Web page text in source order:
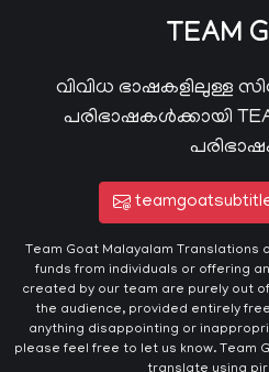
TEAM
വിവിധ ഭാഷകളിലുള്ള
പരിഭാഷകൾക്കായി
Team Goat Malayalam
funds from individuals or offering
created by our team are purely out
the audience, provided entirely
anything disappointing or
please feel free to let us know. Team